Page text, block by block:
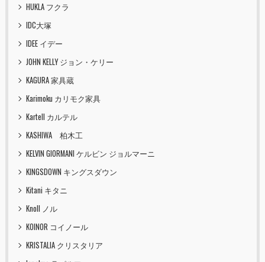
HUKLA フクラ
IDC大塚
IDEE イデー
JOHN KELLY ジョン・ケリー
KAGURA 家具蔵
Karimoku カリモク家具
Kartell カルテル
KASHIWA 柏木工
KELVIN GIORMANI ケルビン ジョルマーニ
KINGSDOWN キングスダウン
Kitani キタニ
Knoll ノル
KOINOR コイノール
KRISTALIA クリスタリア